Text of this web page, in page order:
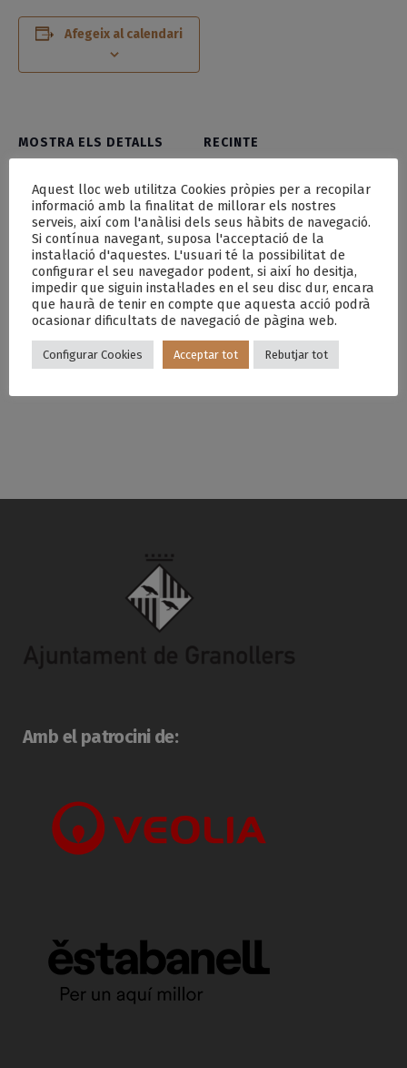
Afegeix al calendari
MOSTRA ELS DETALLS
maig 15
Hora:
11:00 - 21:00
Categoria d'Esdeveniment:
La Xis Festa del Formatge
RECINTE
Plaça de l’Església
Amb el patrocini de:
Aquest lloc web utilitza Cookies pròpies per a recopilar
informació amb la finalitat de millorar els nostres
serveis, així com l'anàlisi dels seus hàbits de navegació.
Si contínua navegant, suposa l'acceptació de la
instal·lació d'aquestes. L'usuari té la possibilitat de
configurar el seu navegador podent, si així ho desitja,
impedir que siguin instal·lades en el seu disc dur, encara
que haurà de tenir en compte que aquesta acció podrà
ocasionar dificultats de navegació de pàgina web.
Configurar Cookies Acceptar tot Rebutjar tot